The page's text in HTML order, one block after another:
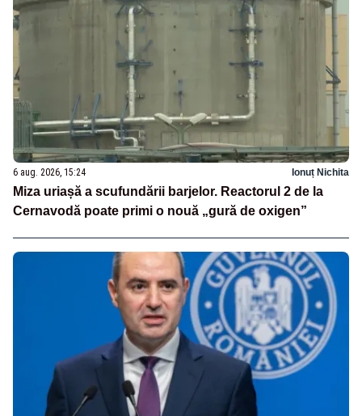
6 aug. 2026, 15:24 Ionuț Nichita
Miza uriașă a scufundării barjelor. Reactorul 2 de la
Cernavodă poate primi o nouă „gură de oxigen”